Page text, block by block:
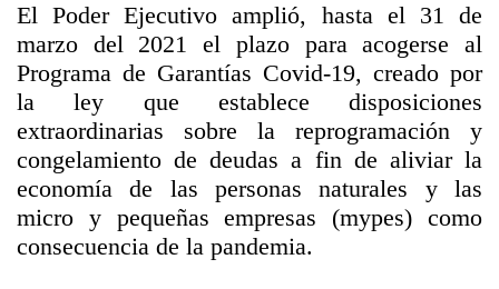
El Poder Ejecutivo amplió, hasta el 31 de
marzo del 2021 el plazo para acogerse al
Programa de Garantías Covid-19, creado por
la ley que establece disposiciones
extraordinarias sobre la reprogramación y
congelamiento de deudas a fin de aliviar la
economía de las personas naturales y las
micro y pequeñas empresas (mypes) como
consecuencia de la pandemia.